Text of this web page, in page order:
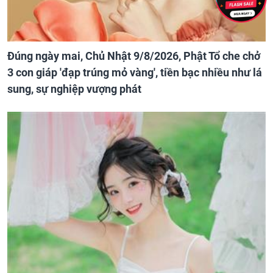
Đúng ngày mai, Chủ Nhật 9/8/2026, Phật Tổ che chở
3 con giáp 'đạp trúng mỏ vàng', tiền bạc nhiều như lá
sung, sự nghiệp vượng phát